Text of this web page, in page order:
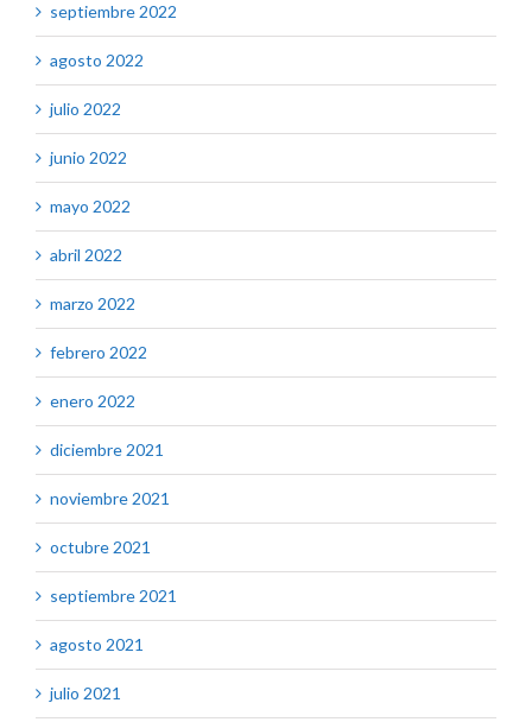
septiembre 2022
agosto 2022
julio 2022
junio 2022
mayo 2022
abril 2022
marzo 2022
febrero 2022
enero 2022
diciembre 2021
noviembre 2021
octubre 2021
septiembre 2021
agosto 2021
julio 2021